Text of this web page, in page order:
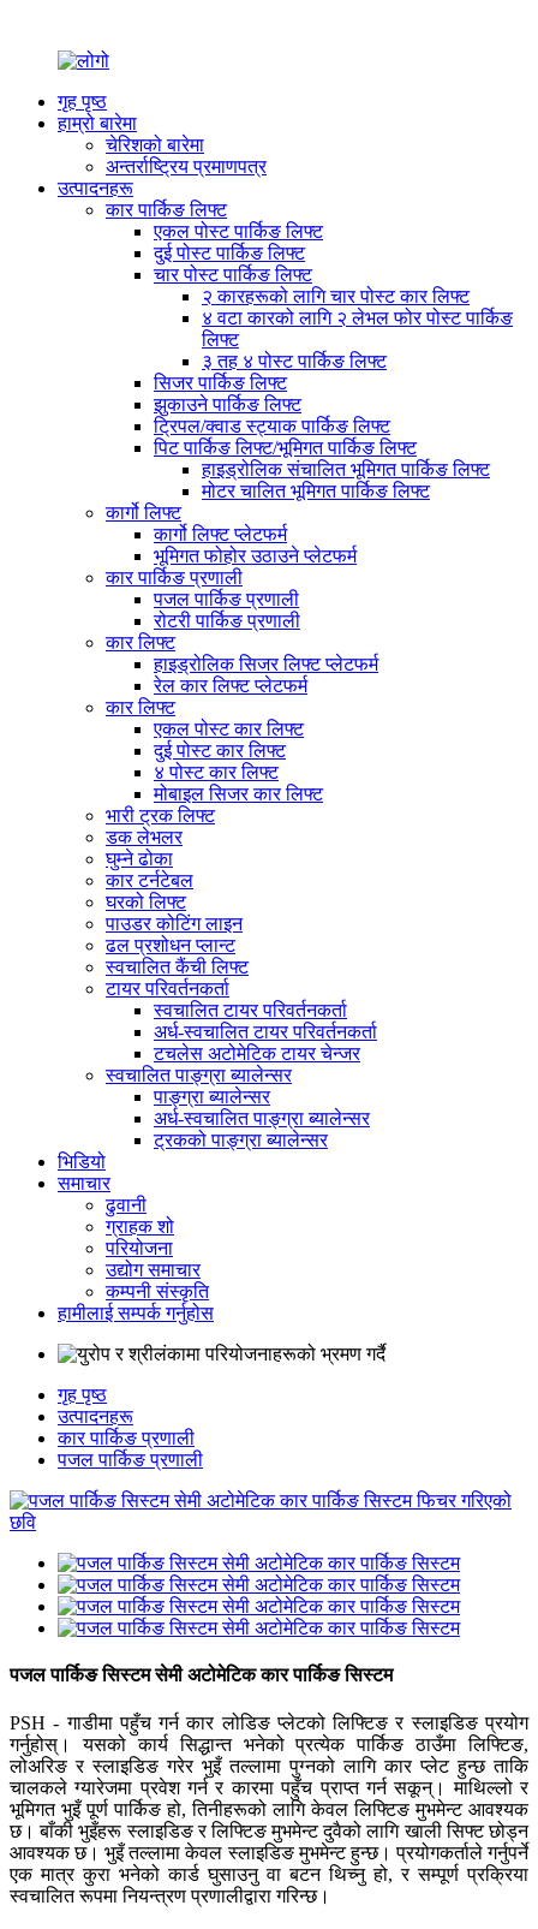
गृह पृष्ठ
हाम्रो बारेमा
चेरिशको बारेमा
अन्तर्राष्ट्रिय प्रमाणपत्र
उत्पादनहरू
कार पार्किङ लिफ्ट
एकल पोस्ट पार्किङ लिफ्ट
दुई पोस्ट पार्किङ लिफ्ट
चार पोस्ट पार्किङ लिफ्ट
२ कारहरूको लागि चार पोस्ट कार लिफ्ट
४ वटा कारको लागि २ लेभल फोर पोस्ट पार्किङ
लिफ्ट
३ तह ४ पोस्ट पार्किङ लिफ्ट
सिजर पार्किङ लिफ्ट
झुकाउने पार्किङ लिफ्ट
ट्रिपल/क्वाड स्ट्याक पार्किङ लिफ्ट
पिट पार्किङ लिफ्ट/भूमिगत पार्किङ लिफ्ट
हाइड्रोलिक संचालित भूमिगत पार्किङ लिफ्ट
मोटर चालित भूमिगत पार्किङ लिफ्ट
कार्गो लिफ्ट
कार्गो लिफ्ट प्लेटफर्म
भूमिगत फोहोर उठाउने प्लेटफर्म
कार पार्किङ प्रणाली
पजल पार्किङ प्रणाली
रोटरी पार्किङ प्रणाली
कार लिफ्ट
हाइड्रोलिक सिजर लिफ्ट प्लेटफर्म
रेल कार लिफ्ट प्लेटफर्म
कार लिफ्ट
एकल पोस्ट कार लिफ्ट
दुई पोस्ट कार लिफ्ट
४ पोस्ट कार लिफ्ट
मोबाइल सिजर कार लिफ्ट
भारी ट्रक लिफ्ट
डक लेभलर
घुम्ने ढोका
कार टर्नटेबल
घरको लिफ्ट
पाउडर कोटिंग लाइन
ढल प्रशोधन प्लान्ट
स्वचालित कैंची लिफ्ट
टायर परिवर्तनकर्ता
स्वचालित टायर परिवर्तनकर्ता
अर्ध-स्वचालित टायर परिवर्तनकर्ता
टचलेस अटोमेटिक टायर चेन्जर
स्वचालित पाङ्ग्रा ब्यालेन्सर
पाङ्ग्रा ब्यालेन्सर
अर्ध-स्वचालित पाङ्ग्रा ब्यालेन्सर
ट्रकको पाङ्ग्रा ब्यालेन्सर
भिडियो
समाचार
ढुवानी
ग्राहक शो
परियोजना
उद्योग समाचार
कम्पनी संस्कृति
हामीलाई सम्पर्क गर्नुहोस
गृह पृष्ठ
उत्पादनहरू
कार पार्किङ प्रणाली
पजल पार्किङ प्रणाली
पजल पार्किङ सिस्टम सेमी अटोमेटिक कार पार्किङ सिस्टम
PSH - गाडीमा पहुँच गर्न कार लोडिङ प्लेटको लिफ्टिङ र स्लाइडिङ प्रयोग
गर्नुहोस्। यसको कार्य सिद्धान्त भनेको प्रत्येक पार्किङ ठाउँमा लिफ्टिङ,
लोअरिङ र स्लाइडिङ गरेर भुइँ तल्लामा पुग्नको लागि कार प्लेट हुन्छ ताकि
चालकले ग्यारेजमा प्रवेश गर्न र कारमा पहुँच प्राप्त गर्न सकून्। माथिल्लो र
भूमिगत भुइँ पूर्ण पार्किङ हो, तिनीहरूको लागि केवल लिफ्टिङ मुभमेन्ट आवश्यक
छ। बाँकी भुइँहरू स्लाइडिङ र लिफ्टिङ मुभमेन्ट दुवैको लागि खाली सिफ्ट छोड्न
आवश्यक छ। भुइँ तल्लामा केवल स्लाइडिङ मुभमेन्ट हुन्छ। प्रयोगकर्ताले गर्नुपर्ने
एक मात्र कुरा भनेको कार्ड घुसाउनु वा बटन थिच्नु हो, र सम्पूर्ण प्रक्रिया
स्वचालित रूपमा नियन्त्रण प्रणालीद्वारा गरिन्छ।